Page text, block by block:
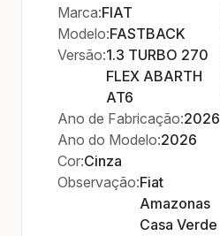
Marca:FIAT
Modelo:FASTBACK
Versão:1.3 TURBO 270
FLEX ABARTH
AT6
Ano de Fabricação:2026
Ano do Modelo:2026
Cor:Cinza
Observação:Fiat
Amazonas
Casa Verde